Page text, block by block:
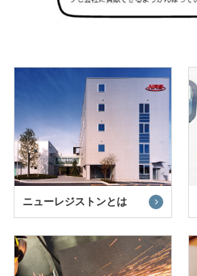
ニューレジストンとは